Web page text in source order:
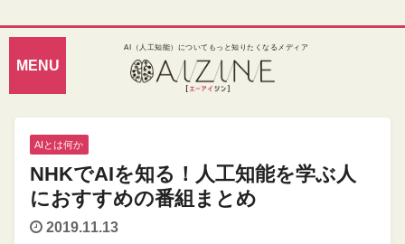
AI（人工知能）についてもっと知りたくなるメディア
AIとは何か
NHKでAIを知る！人工知能を学ぶ人
におすすめの番組まとめ
2019.11.13